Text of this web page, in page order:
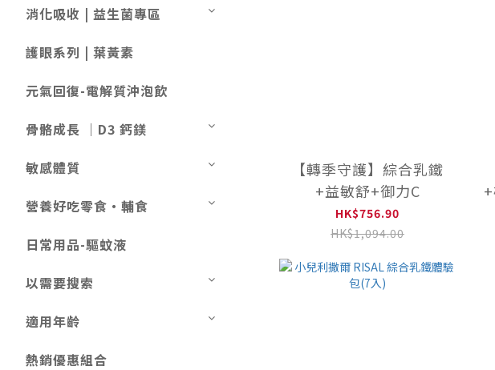
消化吸收 | 益生菌專區
護眼系列 | 葉黃素
元氣回復-電解質沖泡飲
骨骼成長 ｜D3 鈣鎂
敏感體質
營養好吃零食・輔食
日常用品-驅蚊液
以需要搜索
適用年齡
熱銷優惠組合
【轉季守護】綜合乳鐵
+益敏舒+御力C
HK$756.90
HK$1,094.00